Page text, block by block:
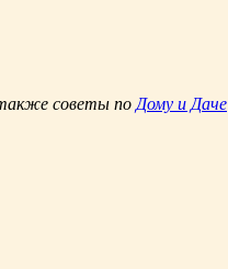
также советы по Дому и Даче